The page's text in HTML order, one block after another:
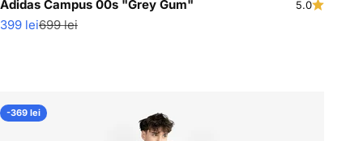
Adidas Campus 00s "Grey Gum" 5.0
Pret redus
399 leiPret normal
699 lei
-369 lei